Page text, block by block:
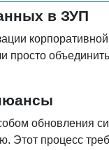
в ЗУП
просто
обновления
процесс